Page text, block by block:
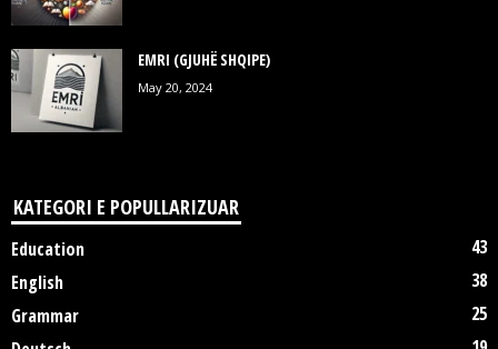
EMRI (GJUHË SHQIPE)
May 20, 2024
KATEGORI E POPULLARIZUAR
Education
43
English
38
Grammar
25